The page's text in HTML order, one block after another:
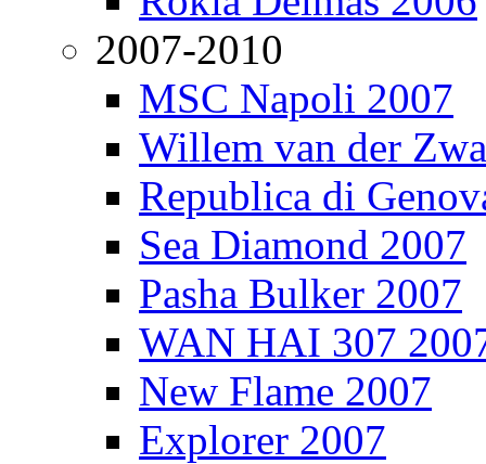
2007-2010
MSC Napoli 2007
Willem van der
Republica di
Sea Diamond 2007
Pasha Bulker 2007
WAN HAI 307
New Flame 2007
Explorer 2007